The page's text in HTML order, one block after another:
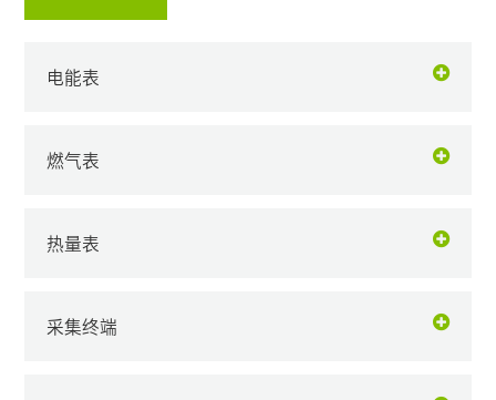
电能表
燃气表
热量表
采集终端